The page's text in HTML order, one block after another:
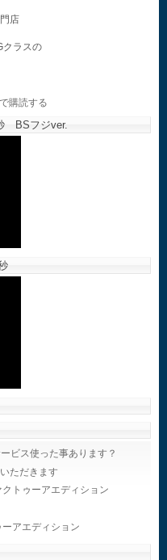
店
クラスの
BSフジver.
ビス使った事あります？
ただきます
トゥーアエディション
アエディション